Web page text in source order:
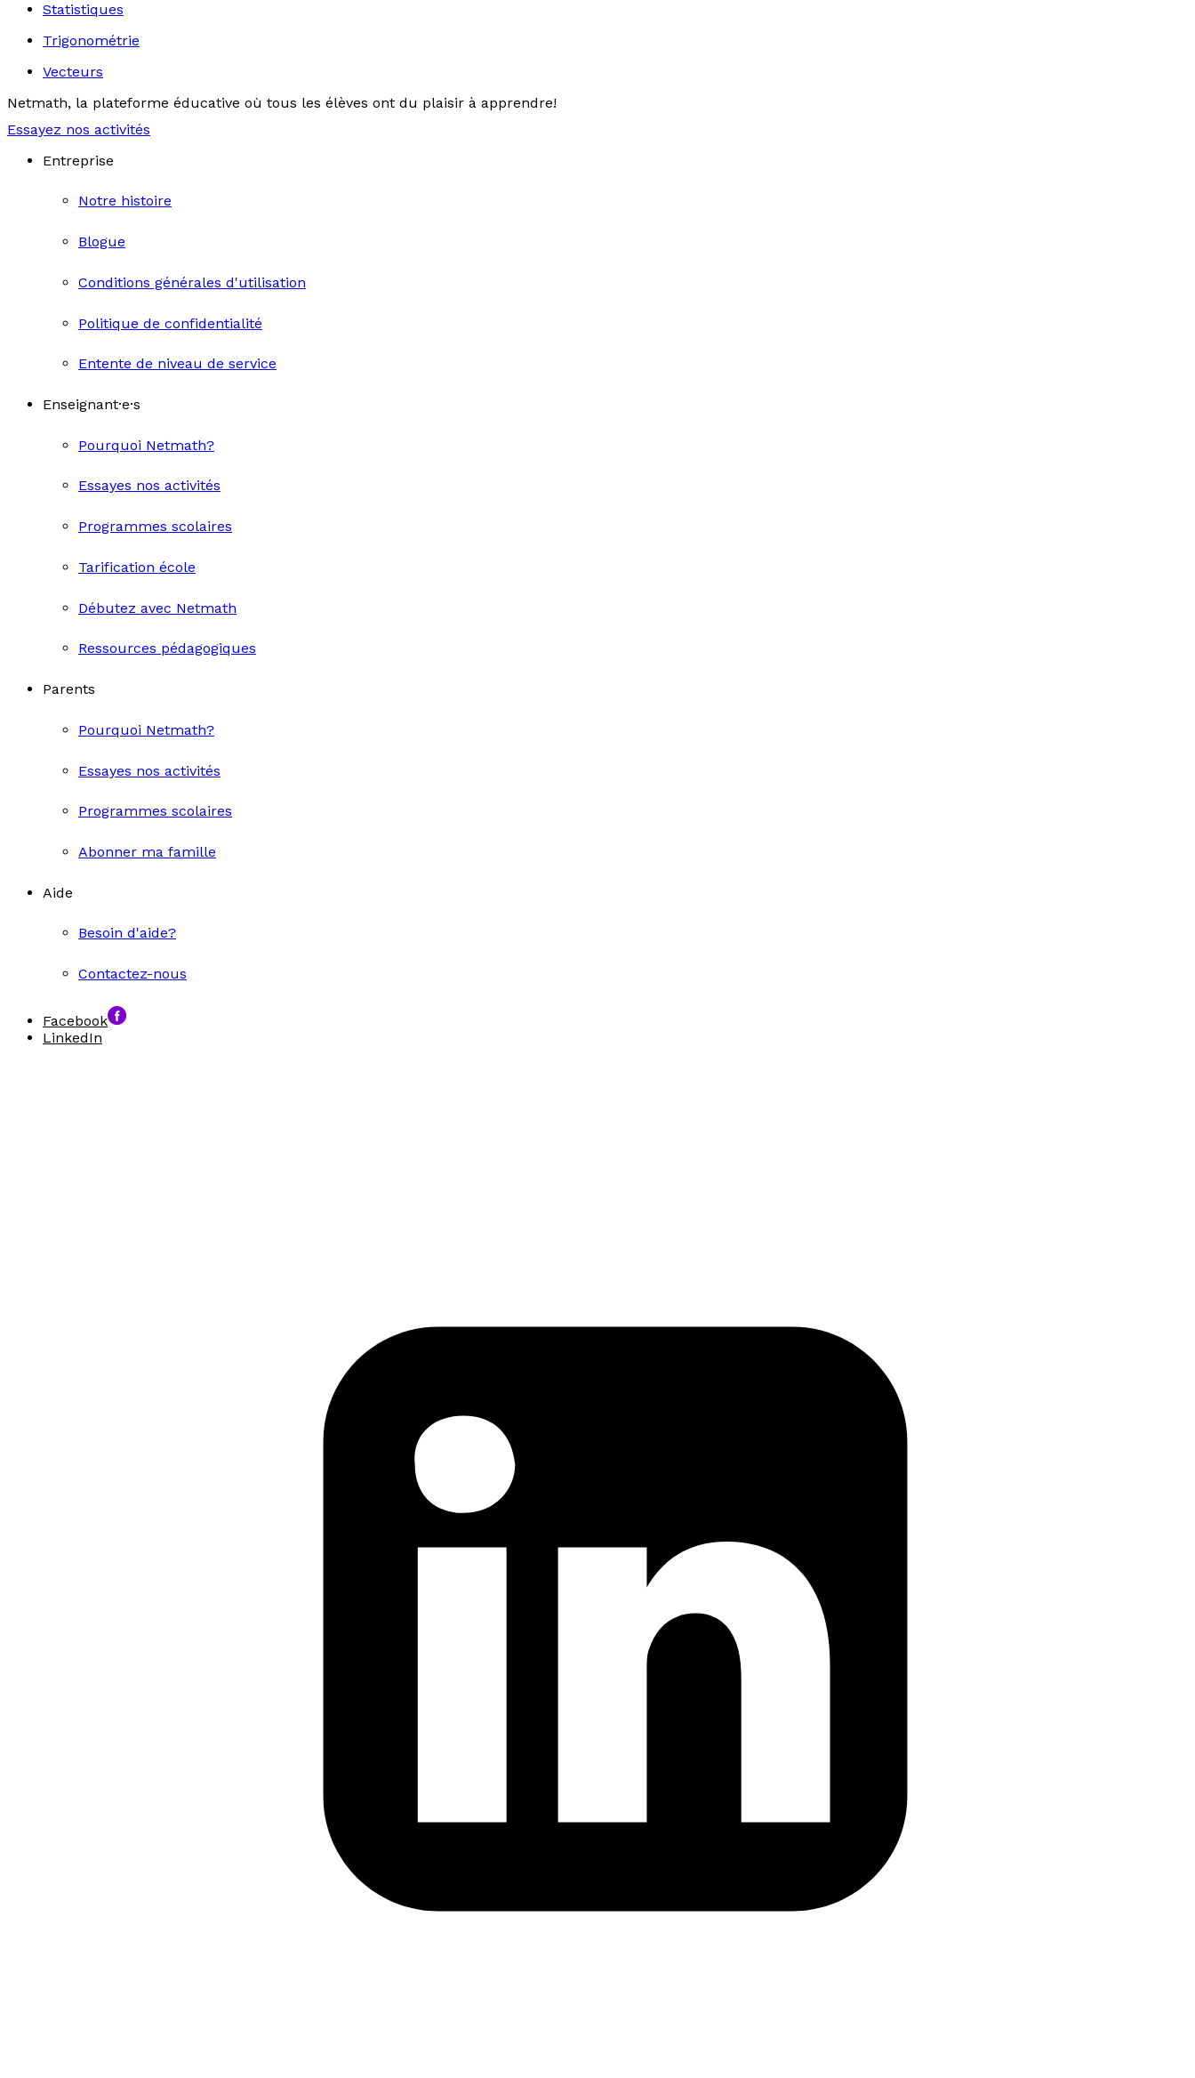
Statistiques
Trigonométrie
Vecteurs
Netmath, la plateforme éducative où tous les élèves ont du plaisir à apprendre!
Essayez nos activités
Entreprise
Notre histoire
Blogue
Conditions générales d'utilisation
Politique de confidentialité
Entente de niveau de service
Enseignant·e·s
Pourquoi Netmath?
Essayes nos activités
Programmes scolaires
Tarification école
Débutez avec Netmath
Ressources pédagogiques
Parents
Pourquoi Netmath?
Essayes nos activités
Programmes scolaires
Abonner ma famille
Aide
Besoin d'aide?
Contactez-nous
Facebook
LinkedIn